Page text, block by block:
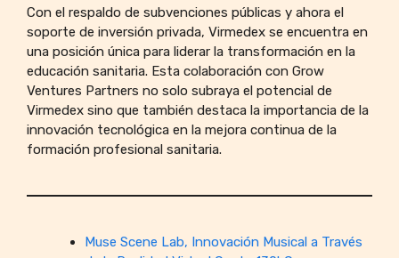
Con el respaldo de subvenciones públicas y ahora el
soporte de inversión privada, Virmedex se encuentra en
una posición única para liderar la transformación en la
educación sanitaria. Esta colaboración con Grow
Ventures Partners no solo subraya el potencial de
Virmedex sino que también destaca la importancia de la
innovación tecnológica en la mejora continua de la
formación profesional sanitaria.
Muse Scene Lab, Innovación Musical a Través